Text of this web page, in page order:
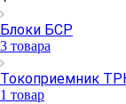
Блоки БСР
3 товара
Токоприемник
1 товар